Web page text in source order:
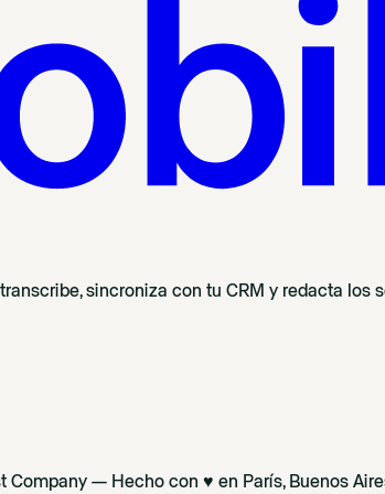
sincroniza con tu CRM y redacta
Company — Hecho con ♥ en París, Buenos